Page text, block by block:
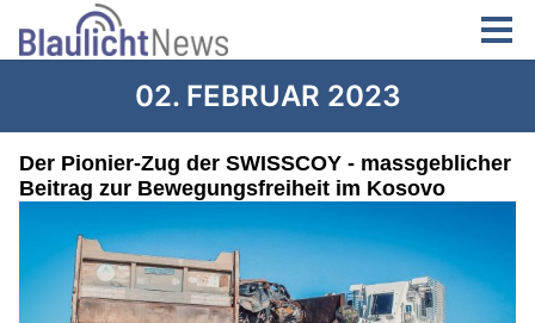
02. FEBRUAR 2023
Der Pionier-Zug der SWISSCOY - massgeblicher
Beitrag zur Bewegungsfreiheit im Kosovo